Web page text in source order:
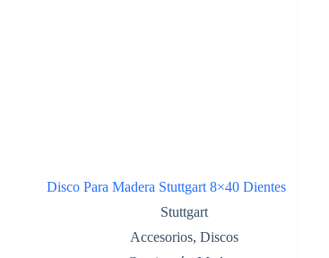
Disco Para Madera Stuttgart 8×40 Dientes
Stuttgart
Accesorios, Discos